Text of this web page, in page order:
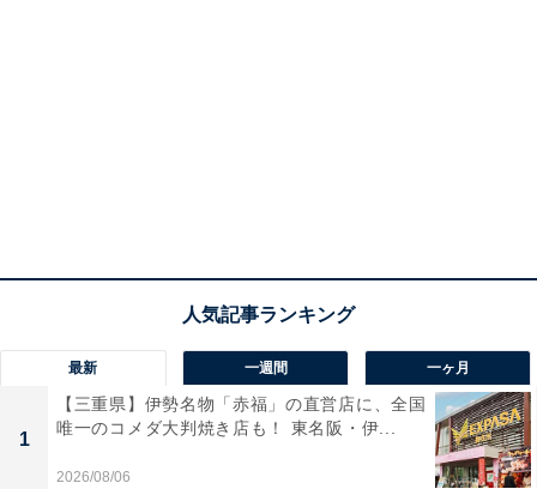
最新 一週間 一ヶ月
1
【三重県】伊勢名物「赤福」の直営店に、全国
唯一のコメダ大判焼き店も！ 東名阪・伊...
2026/08/06